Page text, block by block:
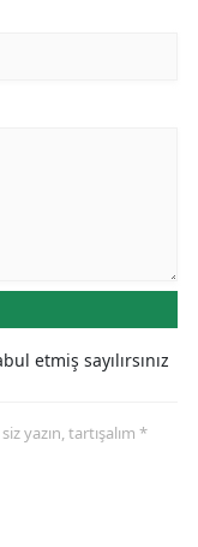
etmiş sayılırsınız
yazın, tartışalım *